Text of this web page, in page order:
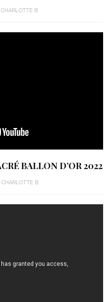
CHARLOTTE B
BALLON D’OR 2022
CHARLOTTE B